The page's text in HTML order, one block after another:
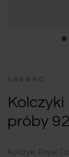
SREBRO
próby
Kolczyki Royal